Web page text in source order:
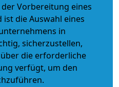
Vorbereitung eines
ist die Auswahl eines
in
sicherzustellen,
die erforderliche
verfügt, um den